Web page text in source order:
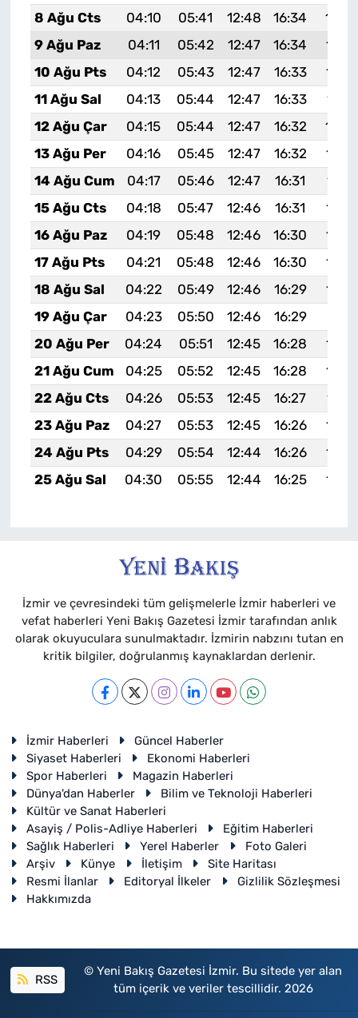
8 Ağu Cts
04:10 05:41 12:48 16:34
9 Ağu Paz
04:11 05:42 12:47 16:34
10 Ağu Pts
04:12 05:43 12:47 16:33
11 Ağu Sal
04:13 05:44 12:47 16:33
19:41
12 Ağu Çar
04:15 05:44 12:47 16:32
13 Ağu Per
04:16 05:45 12:47 16:32
14 Ağu Cum
04:17 05:46 12:47 16:31
19:37
15 Ağu Cts
04:18 05:47 12:46 16:31
16 Ağu Paz
04:19 05:48 12:46 16:30
17 Ağu Pts
04:21 05:48 12:46 16:30
18 Ağu Sal
04:22 05:49 12:46 16:29
19 Ağu Çar
04:23 05:50 12:46 16:29
20 Ağu Per
04:24 05:51 12:45 16:28
21 Ağu Cum
04:25 05:52 12:45 16:28
22 Ağu Cts
04:26 05:53 12:45 16:27
19:27
23 Ağu Paz
04:27 05:53 12:45 16:26
24 Ağu Pts
04:29 05:54 12:44 16:26
25 Ağu Sal
04:30 05:55 12:44 16:25
İzmir ve çevresindeki tüm gelişmelerle İzmir haberleri ve
vefat haberleri Yeni Bakış Gazetesi İzmir tarafından anlık
olarak okuyuculara sunulmaktadır. İzmirin nabzını tutan en
kritik bilgiler, doğrulanmış kaynaklardan derlenir.
İzmir Haberleri
Güncel Haberler
Siyaset Haberleri
Ekonomi Haberleri
Spor Haberleri
Magazin Haberleri
Dünya'dan Haberler
Bilim ve Teknoloji Haberleri
Kültür ve Sanat Haberleri
Asayiş / Polis-Adliye Haberleri
Eğitim Haberleri
Sağlık Haberleri
Yerel Haberler
Foto Galeri
Arşiv
Künye İletişim
Site Haritası
Resmi İlanlar
Editoryal İlkeler
Gizlilik Sözleşmesi
Hakkımızda
RSS
© Yeni Bakış Gazetesi İzmir. Bu sitede yer alan
tüm içerik ve veriler tescillidir. 2026